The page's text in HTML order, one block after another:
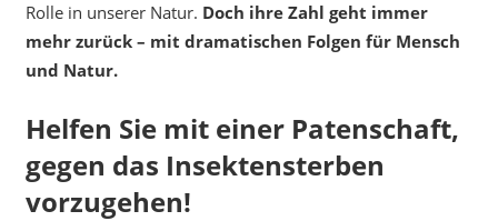
Rolle in unserer Natur. Doch ihre Zahl geht immer
mehr zurück – mit dramatischen Folgen für Mensch
und Natur.
Helfen Sie mit einer Patenschaft,
gegen das Insektensterben
vorzugehen!